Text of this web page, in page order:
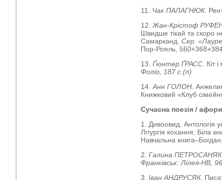
11. Чак ПАЛАГНЮК.
12. Жан-Крістоф
Швидше тікай та скоро
Самарканд. Сер.
Пор-Рояль,
13. Ґюнтер ҐРАСС. Кіт
Фоліо, 187 с.(п)
14. Анн ГОЛОН.
Книжковий «Клуб
Сучасна поезія /
1. Дивоовид. Антологія
Літургія кохання; Біла
Навчальна
2. Галина
Франківськ: Лілея-НВ,
3. Іван АНДРУСЯК.